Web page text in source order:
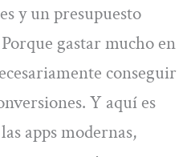
y un presupuesto
gastar mucho en
conseguir
Y aquí es
apps modernas,